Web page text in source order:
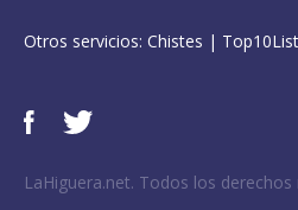
Otros servicios: Chistes |
LaHiguera.net. Todos los derechos